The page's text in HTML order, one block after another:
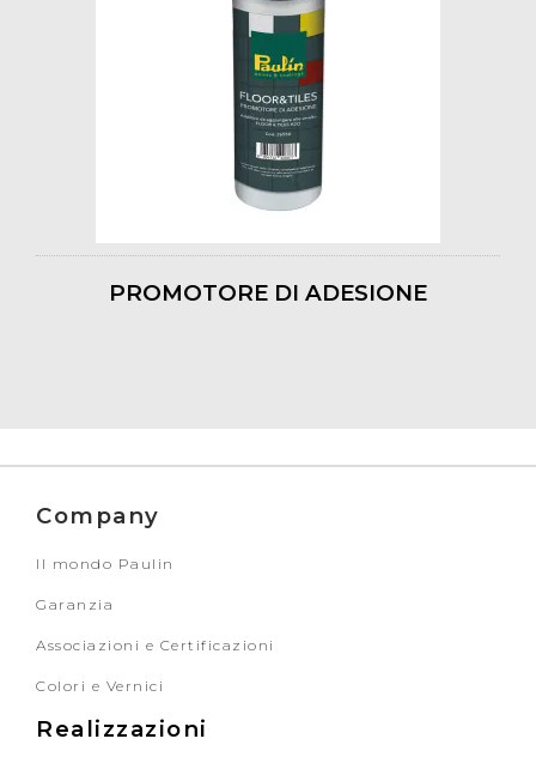
PROMOTORE DI ADESIONE
Company
Il mondo Paulin
Garanzia
Associazioni e Certificazioni
Colori e Vernici
Realizzazioni